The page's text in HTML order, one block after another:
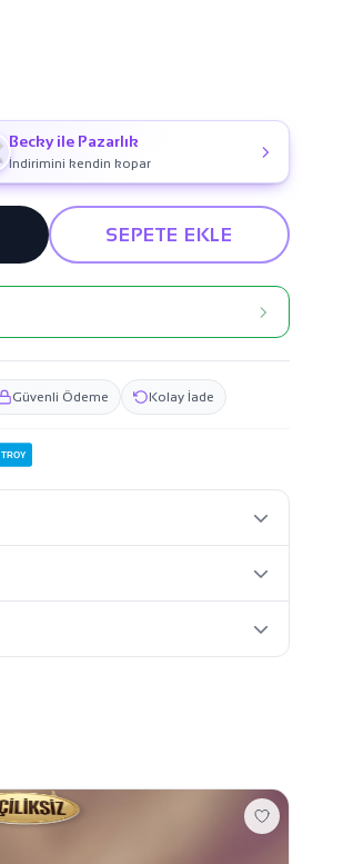
Becky ile Pazarlık
İndirimini kendin kopar
SEPETE EKLE
Güvenli Ödeme Kolay İade
TROY